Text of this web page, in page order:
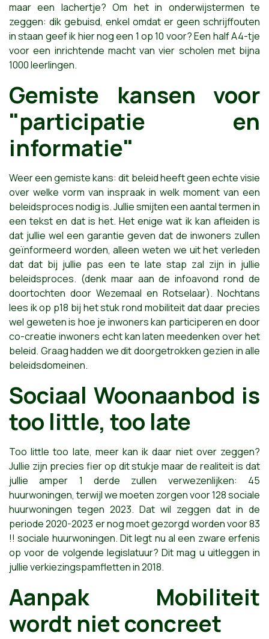
maar een lachertje? Om het in onderwijstermen te
zeggen: dik gebuisd, enkel omdat er geen schrijffouten
in staan geef ik hier nog een 1 op 10 voor? Een half A4-tje
voor een inrichtende macht van vier scholen met bijna
1000 leerlingen.
Gemiste kansen voor
"participatie en
informatie"
Weer een gemiste kans: dit beleid heeft geen echte visie
over welke vorm van inspraak in welk moment van een
beleidsproces nodig is. Jullie smijten een aantal termen in
een tekst en dat is het. Het enige wat ik kan afleiden is
dat jullie wel een garantie geven dat de inwoners zullen
geïnformeerd worden, alleen weten we uit het verleden
dat dat bij jullie pas een te late stap zal zijn in jullie
beleidsproces. (denk maar aan de infoavond rond de
doortochten door Wezemaal en Rotselaar). Nochtans
lees ik op p18 bij het stuk rond mobiliteit dat daar precies
wel geweten is hoe je inwoners kan participeren en door
co-creatie inwoners echt kan laten meedenken over het
beleid. Graag hadden we dit doorgetrokken gezien in alle
beleidsdomeinen.
Sociaal Woonaanbod is
too little, too late
Too little too late, meer kan ik daar niet over zeggen?
Jullie zijn precies fier op dit stukje maar de realiteit is dat
jullie amper 1 derde zullen verwezenlijken: 45
huurwoningen, terwijl we moeten zorgen voor 128 sociale
huurwoningen tegen 2023. Dat wil zeggen dat in de
periode 2020-2023 er nog moet gezorgd worden voor 83
!! sociale huurwoningen. Dit legt nu al een zware erfenis
op voor de volgende legislatuur? Dit mag u uitleggen in
jullie verkiezingspamfletten in 2018.
Aanpak Mobiliteit
wordt niet concreet